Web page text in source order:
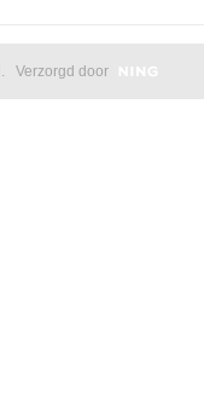
. Verzorgd door